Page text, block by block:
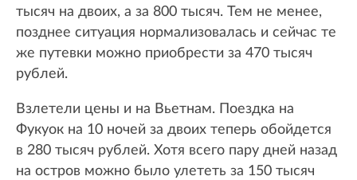
тысяч на двоих, а за 800 тысяч. Тем не менее,
позднее ситуация нормализовалась и сейчас те
же путевки можно приобрести за 470 тысяч
рублей.
Взлетели цены и на Вьетнам. Поездка на
Фукуок на 10 ночей за двоих теперь обойдется
в 280 тысяч рублей. Хотя всего пару дней назад
на остров можно было улететь за 150 тысяч